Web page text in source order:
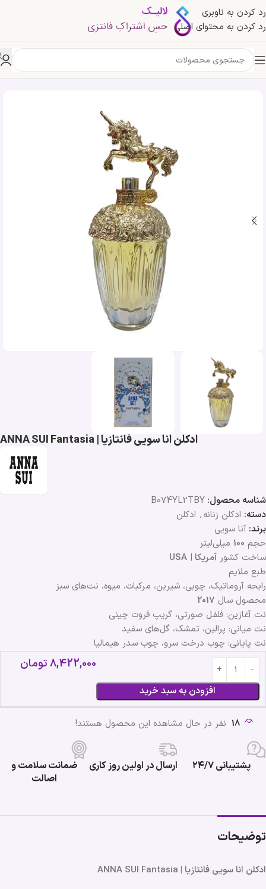
رد کردن به ناوبری
رد کردن به محتوای اصلی
خانه»فروشگاه»
ادکلن انا سویی فانتازیا | ANNA SUI Fantasia
شناسه محصول: B074YL2TBY
دسته: ادکلن زنانه, ادکلن
برند: آنا سویی
حجم 100 میلی‌لیتر
ساخت کشور آمریکا |
USA
طبع ملایم
رایحه آروماتیک، چوبی، شیرین، مرکبات، میوه، نت‌های سبز
محصول سال 2017
نت آغازین: فلفل صورتی، گریپ فروت چینی
نت میانی: پرالین، تمشک، گل‌های سفید
نت پایانی: چوب درخت سرو، چوب سدر هیمالیا
افزودن به سبد خرید
8,422,000تومان
18 نفر در حال مشاهده این محصول هستند!
پشتیبانی ۲۴/۷ ارسال در اولین روز کاری
ضمانت سلامت و
اصالت
توضیحات
ادکلن انا سویی فانتازیا | ANNA SUI Fantasia